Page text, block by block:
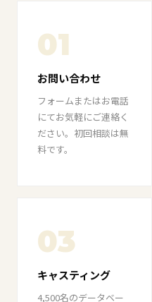
01
お問い合わせ
フォームまたはお電話
にてお気軽にご連絡く
ださい。初回相談は無
料です。
03
キャスティング
4,500名のデータベー